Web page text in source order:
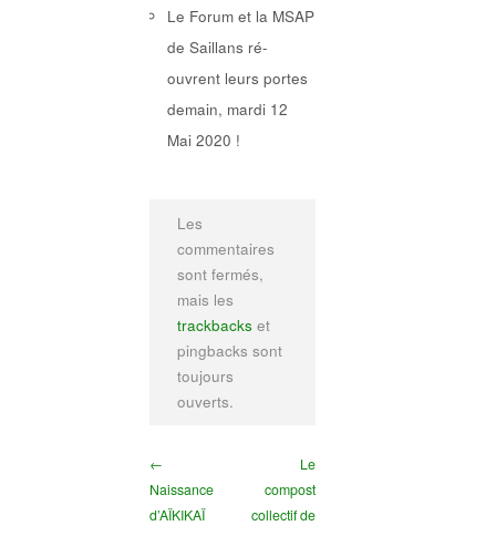
Le Forum et la MSAP
de Saillans ré-
ouvrent leurs portes
demain, mardi 12
Mai 2020 !
Les
commentaires
sont fermés,
mais les
trackbacks et
pingbacks sont
toujours
ouverts.
←
Naissance
d’AÏKIKAÏ
Le
compost
collectif de